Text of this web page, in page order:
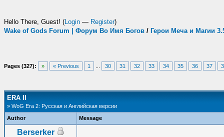
Hello There, Guest! (Login — Register)
Wake of Gods Forum | Форум Во Имя Богов / Герои Меча и Магии
Pages (327): » « Previous 1 30 31 32 33 34 35 36 37
ERA II
» WoG Era 2: Русская и Английская версии
Author
Message
Berserker